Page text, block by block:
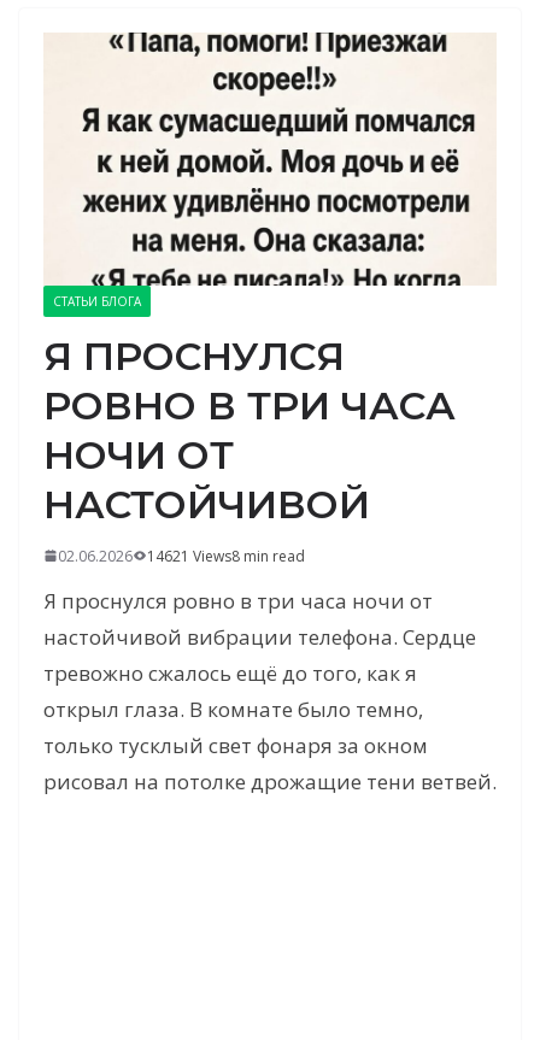
СТАТЬИ БЛОГА
Я ПРОСНУЛСЯ
РОВНО В ТРИ ЧАСА
НОЧИ ОТ
НАСТОЙЧИВОЙ
02.06.2026 14621 Views8 min read
Я проснулся ровно в три часа ночи от
настойчивой вибрации телефона. Сердце
тревожно сжалось ещё до того, как я
открыл глаза. В комнате было темно,
только тусклый свет фонаря за окном
рисовал на потолке дрожащие тени ветвей.